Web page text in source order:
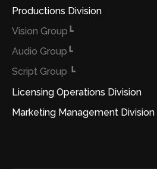
Productions Division
┗Vision Group
┗Audio Group
┗ Script Group
Licensing Operations Division
Marketing Management Division